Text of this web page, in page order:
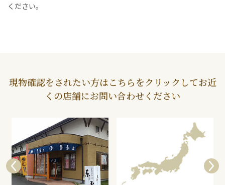
ください。
現物確認をされたい方はこちらをクリックしてお近
くの店舗にお問い合わせください